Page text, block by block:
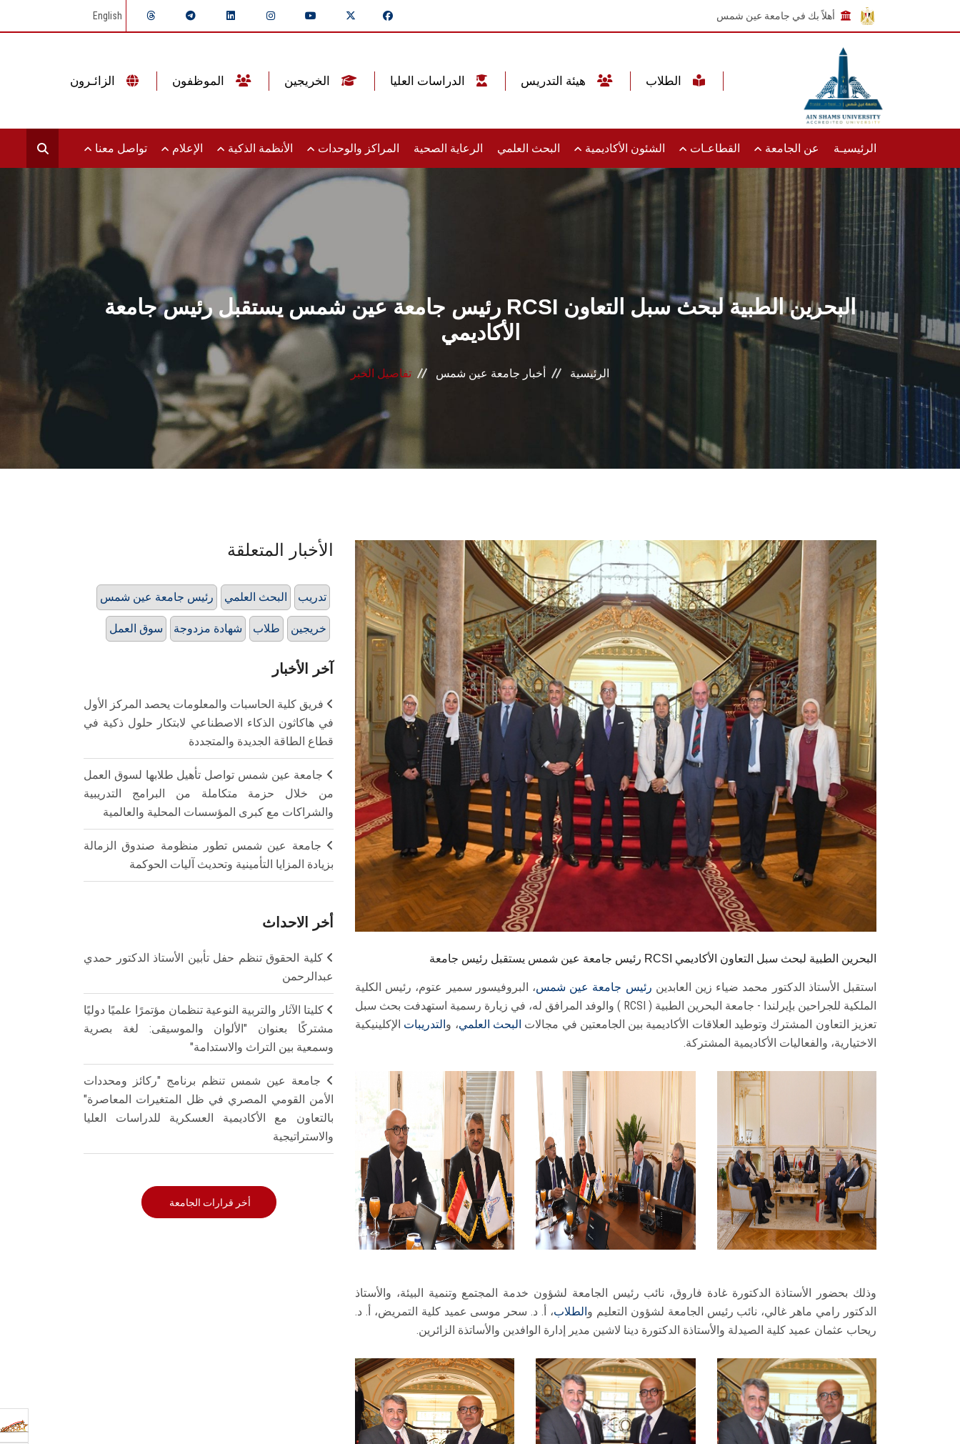
أهلاً بك في جامعة عين شمس English
الرئيسيـة عن الجامعة القطاعـات الشئون الأكاديمية البحث العلمي الرعاية الصحية المراكز والوحدات الأنظمة الذكية الإعلام تواصل معنا
رئيس جامعة عين شمس يستقبل رئيس جامعة RCSI البحرين الطبية لبحث سبل التعاون
الأكاديمي
الرئيسية أخبار جامعة عين شمس تفاصيل الخبر
رئيس جامعة عين شمس يستقبل رئيس جامعة RCSI البحرين الطبية لبحث سبل التعاون الأكاديمي
استقبل الأستاذ الدكتور محمد ضياء زين العابدين رئيس جامعة عين شمس، البروفيسور سمير عتوم، رئيس الكلية
الملكية للجراحين بإيرلندا - جامعة البحرين الطبية ( RCSI ) والوفد المرافق له، في زيارة رسمية استهدفت بحث سبل
تعزيز التعاون المشترك وتوطيد العلاقات الأكاديمية بين الجامعتين في مجالات البحث العلمي، والتدريبات الإكلينيكية
الاختيارية، والفعاليات الأكاديمية المشتركة.
وذلك بحضور الأستاذة الدكتورة غادة فاروق، نائب رئيس الجامعة لشؤون خدمة المجتمع وتنمية البيئة، والأستاذ
الدكتور رامي ماهر غالي، نائب رئيس الجامعة لشؤون التعليم والطلاب، أ. د. سحر موسى عميد كلية التمريض، أ. د.
ريحاب عثمان عميد كلية الصيدلة والأستاذة الدكتورة دينا لاشين مدير إدارة الوافدين والأساتذة الزائرين.
الأخبار المتعلقة
رئيس جامعة عين شمس البحث العلمي تدريب
سوق العمل شهادة مزدوجة طلاب خريجين
آخر الأخبار
فريق كلية الحاسبات والمعلومات يحصد المركز الأول
في هاكاثون الذكاء الاصطناعي لابتكار حلول ذكية في
قطاع الطاقة الجديدة والمتجددة
جامعة عين شمس تواصل تأهيل طلابها لسوق العمل
من خلال حزمة متكاملة من البرامج التدريبية
والشراكات مع كبرى المؤسسات المحلية والعالمية
جامعة عين شمس تطور منظومة صندوق الزمالة
بزيادة المزايا التأمينية وتحديث آليات الحوكمة
أخر الاحداث
كلية الحقوق تنظم حفل تأبين الأستاذ الدكتور حمدي
عبدالرحمن
كليتا الآثار والتربية النوعية تنظمان مؤتمرًا علميًا دوليًا
مشتركًا بعنوان "الألوان والموسيقى: لغة بصرية
وسمعية بين التراث والاستدامة"
جامعة عين شمس تنظم برنامج "ركائز ومحددات
الأمن القومي المصري في ظل المتغيرات المعاصرة"
بالتعاون مع الأكاديمية العسكرية للدراسات العليا
والاستراتيجية
أخر قرارات الجامعة